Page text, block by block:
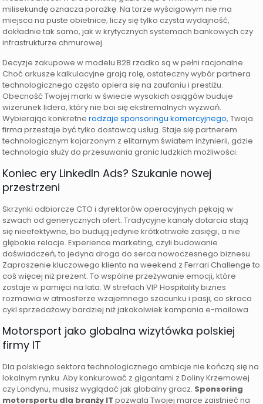
milisekundę oznacza porażkę. Na torze wyścigowym nie ma
miejsca na puste obietnice; liczy się tylko czysta wydajność,
dokładnie tak samo, jak w krytycznych systemach bankowych czy
infrastrukturze chmurowej.
Decyzje zakupowe w modelu B2B rzadko są w pełni racjonalne.
Choć arkusze kalkulacyjne grają rolę, ostateczny wybór partnera
technologicznego często opiera się na zaufaniu i prestiżu.
Obecność Twojej marki w świecie wysokich osiągów buduje
wizerunek lidera, który nie boi się ekstremalnych wyzwań.
Wybierając konkretnerodzaje sponsoringu komercyjnego, Twoja
firma przestaje być tylko dostawcą usług. Staje się partnerem
technologicznym kojarzonym z elitarnym światem inżynierii, gdzie
technologia służy do przesuwania granic ludzkich możliwości.
Koniec ery LinkedIn Ads? Szukanie nowej
przestrzeni
Skrzynki odbiorcze CTO i dyrektorów operacyjnych pękają w
szwach od generycznych ofert. Tradycyjne kanały dotarcia stają
się nieefektywne, bo budują jedynie krótkotrwałe zasięgi, a nie
głębokie relacje. Experience marketing, czyli budowanie
doświadczeń, to jedyna droga do serca nowoczesnego biznesu.
Zaproszenie kluczowego klienta na weekend z Ferrari Challenge to
coś więcej niż prezent. To wspólne przeżywanie emocji, które
zostaje w pamięci na lata. W strefach VIP Hospitality biznes
rozmawia w atmosferze wzajemnego szacunku i pasji, co skraca
cykl sprzedażowy bardziej niż jakakolwiek kampania e-mailowa.
Motorsport jako globalna wizytówka polskiej
firmy IT
Dla polskiego sektora technologicznego ambicje nie kończą się na
lokalnym rynku. Aby konkurować z gigantami z Doliny Krzemowej
czy Londynu, musisz wyglądać jak globalny gracz. Sponsoring
motorsportu dla branży IT pozwala Twojej marce zaistnieć na